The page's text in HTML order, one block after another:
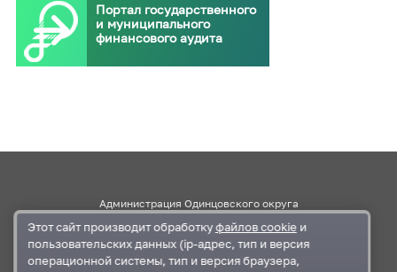
Портал государственного
и муниципального
финансового аудита
Администрация Одинцовского округа
Правительство Московской области
Этот сайт производит обработкуфайлов cookieи
пользовательских данных (ip-адрес, тип и версия
операционной системы, тип и версия браузера,